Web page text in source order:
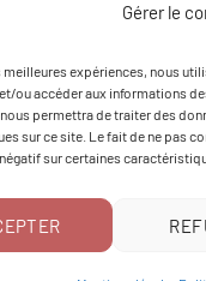
Gérer le
meilleures expériences, nous
ou accéder aux informations
permettra de traiter des
sur ce site. Le fait de ne pas
sur certaines
Financeur
Tapez 3